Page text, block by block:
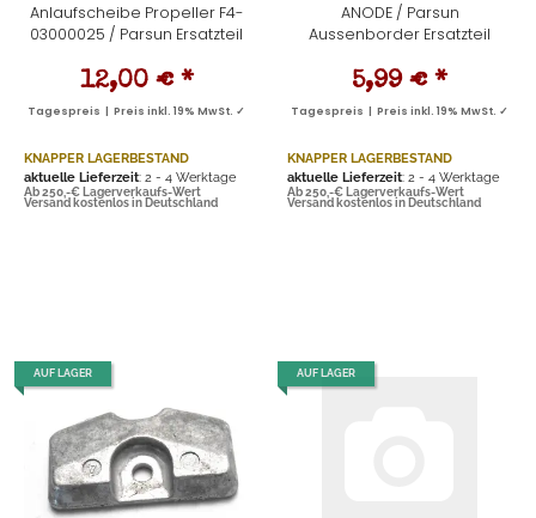
Anlaufscheibe Propeller F4-
03000025 / Parsun Ersatzteil
12,00 € *
Tagespreis | Preis inkl. 19% MwSt. ✓
KNAPPER LAGERBESTAND
aktuelle Lieferzeit: 2 - 4 Werktage
Ab 250,-€ Lagerverkaufs-Wert
Versand kostenlos in Deutschland
ANODE / Parsun
Aussenborder Ersatzteil
5,99 € *
Tagespreis | Preis inkl. 19% MwSt. ✓
KNAPPER LAGERBESTAND
aktuelle Lieferzeit: 2 - 4 Werktage
Ab 250,-€ Lagerverkaufs-Wert
Versand kostenlos in Deutschland
AUF LAGER AUF LAGER